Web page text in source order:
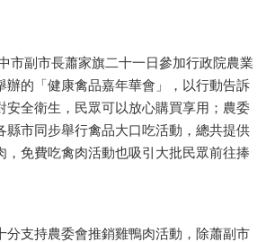
副市長蕭家旗二十一日參加行政院農業
辦的「健康禽品嘉年華會」，以行動告訴
安全衛生，民眾可以放心購買享用；農委
縣市同步舉行禽品大口吃活動，總共提供
，免費吃禽肉活動也吸引大批民眾前往捧
支持農委會推銷雞鴨肉活動，除蕭副市